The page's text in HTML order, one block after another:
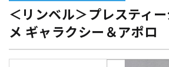
＜リンベル＞プレスティ
メ ギャラクシー＆アポロ